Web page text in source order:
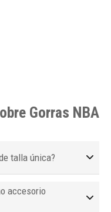
Gorras NBA
talla única?
accesorio